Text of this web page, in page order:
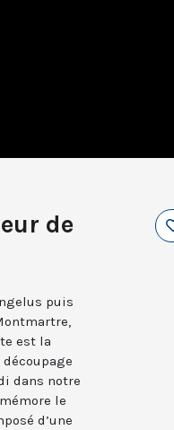
de
puis
est la
dans notre
le
d’une